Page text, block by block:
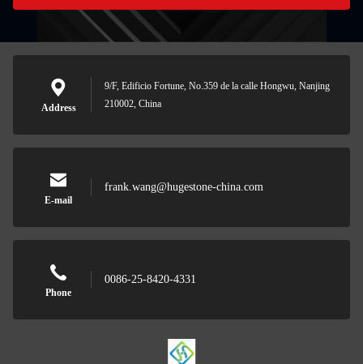
Address
9/F, Edificio Fortune, No.359 de la calle Hongwu, Nanjing
210002, China
E-mail
frank.wang@hugestone-china.com
Phone
0086-25-8420-4331